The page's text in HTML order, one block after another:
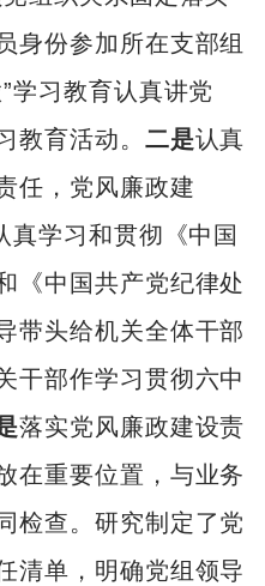
身份参加所在支部组
学习教育认真讲党
教育活动。 二是认真
任，党风廉政建
真学习和贯彻《中国
《中国共产党纪律处
带头给机关全体干部
干部作学习贯彻六中
落实党风廉政建设责
在重要位置，与业务
检查。研究制定了党
清单，明确党组领导